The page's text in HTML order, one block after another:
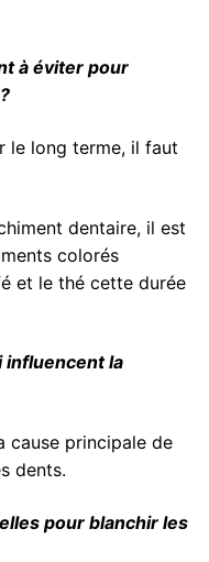
à éviter pour
le long terme, il faut
dentaire, il est
colorés
et le thé cette durée
influencent la
cause principale de
dents.
pour blanchir les